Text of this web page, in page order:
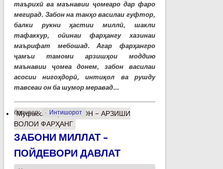
таърихӣ ва маънавии ҷомеаро дар фаро
мегирад. Забон на танҳо василаи гуфтор,
балки рукни ҳастии миллӣ, шакли
тафаккур, ойинаи фарҳангу хазинаи
маърифат мебошад. Агар фарҳангро
ҷамъи тамоми арзишҳои моддию
маънавии ҷомеа донем, забон василаи
асосии нигоҳдорӣ, интиқол ва рушду
тавсеаи он ба шумор меравад...
барчасп: Интишорот
Муфассалтаро ЗАБОН – АРЗИШИ
ВОЛОИ ФАРҲАНГ
ЗАБОНИ МИЛЛАТ –
ПОЙДЕВОРИ ДАВЛАТ